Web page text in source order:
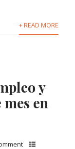
+ READ MORE
y
en